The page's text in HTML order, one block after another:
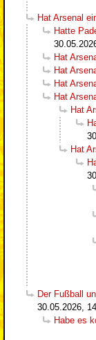
Hat Arsenal
Hatte
Hat
Hat
Hat
Hat
Hat
Hat
Der Fußball
30.05.2026,
Habe es